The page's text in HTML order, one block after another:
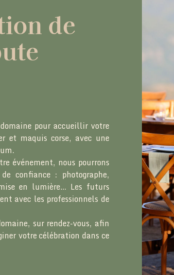
de
pour accueillir votre
et maquis corse, avec une
événement, nous pourrons
confiance : photographe,
en lumière… Les futurs
avec les professionnels de
sur rendez-vous, afin
votre célébration dans ce